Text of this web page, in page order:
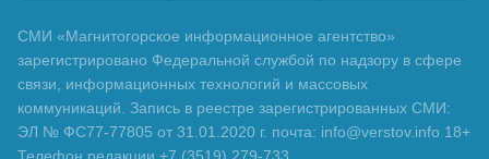
СМИ «Магнитогорское информационное агентство»
зарегистрировано Федеральной службой по надзору в сфере
связи, информационных технологий и массовых
коммуникаций. Запись в реестре зарегистрированных СМИ:
ЭЛ № ФС77-77805 от 31.01.2020 г. почта: info@verstov.info 18+